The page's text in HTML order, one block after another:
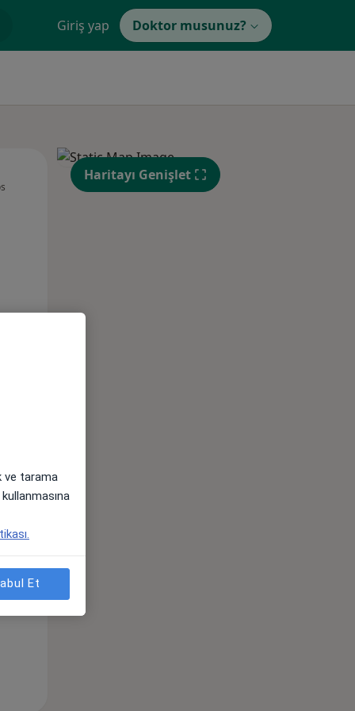
Giriş yap Doktor musunuz?
11 Ağustos
Çar,
12 Ağustos
Per,
13 Ağustos
Haritayı Genişlet
ve tarama
Et